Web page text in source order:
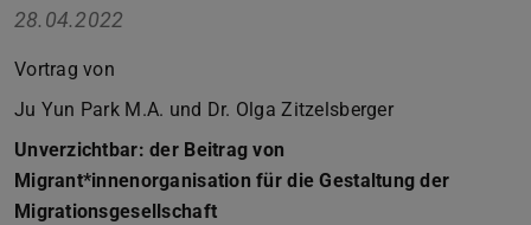
28.04.2022
Vortrag von
Ju Yun Park M.A. und Dr. Olga Zitzelsberger
Unverzichtbar: der Beitrag von
Migrant*innenorganisation für die Gestaltung der
Migrationsgesellschaft